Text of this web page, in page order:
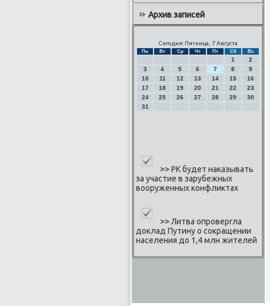
Архив записей
Сегодня: Пятница, 7 Августа
Пн Вт Ср Чт Пт Сб Вс
1
2
3
4 5 6 7 8
9
10
11 12 13 14 15
16
17
18 19 20 21 22
23
24
25 26 27 28 29
30
31
>>РК будет наказывать
за участие в зарубежных
вооруженных конфликтах
>>Литва опровергла
доклад Путину о сокращении
населения до 1,4 млн жителей